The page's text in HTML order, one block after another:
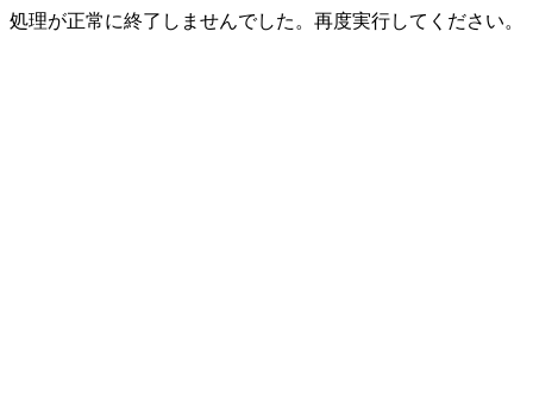
処理が正常に終了しませんでした。再度実行してください。